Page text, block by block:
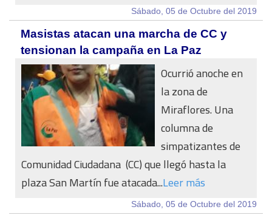
Sábado, 05 de Octubre del 2019
Masistas atacan una marcha de CC y
tensionan la campaña en La Paz
Ocurrió anoche en
la zona de
Miraflores. Una
columna de
simpatizantes de
Comunidad Ciudadana (CC) que llegó hasta la
plaza San Martín fue atacada...Leer más
Sábado, 05 de Octubre del 2019